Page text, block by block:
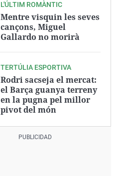
L'ÚLTIM ROMÀNTIC
Mentre visquin les seves
cançons, Miguel
Gallardo no morirà
TERTÚLIA ESPORTIVA
Rodri sacseja el mercat:
el Barça guanya terreny
en la pugna pel millor
pivot del món